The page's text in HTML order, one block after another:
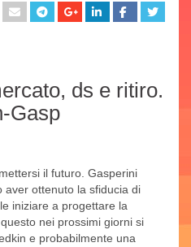
ds e ritiro.
Gasp
il futuro. Gasperini
aver ottenuto la sfiducia di
iniziare a progettare la
nei prossimi giorni si
e probabilmente una